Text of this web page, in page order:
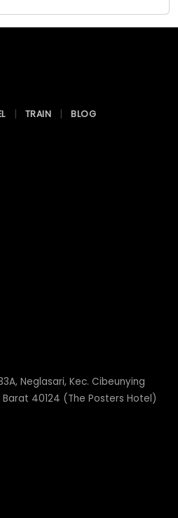
TRAIN BLOG
Neglasari, Kec. Cibeunying
40124 (The Posters Hotel)